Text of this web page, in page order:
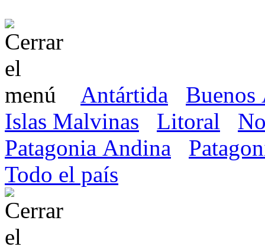
Antártida
Buenos
Islas Malvinas
Litoral
Patagonia Andina
Todo el país